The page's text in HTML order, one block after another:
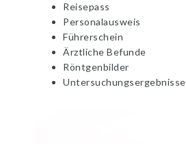
Reisepass
Personalausweis
Führerschein
Ärztliche Befunde
Röntgenbilder
Untersuchungsergebnisse